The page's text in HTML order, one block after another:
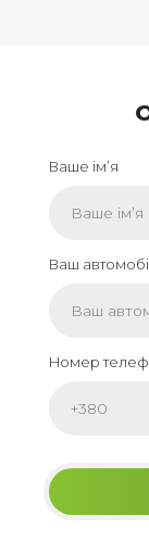
Ваше ім’я
Ваш
Номер